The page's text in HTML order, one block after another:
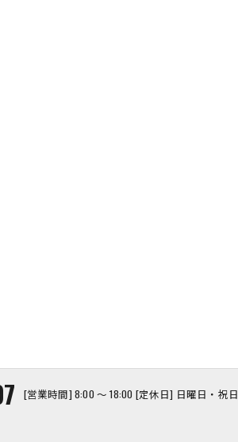
[営業時間] 8:00 ～ 18:00 [定休日] 日曜日・祝日